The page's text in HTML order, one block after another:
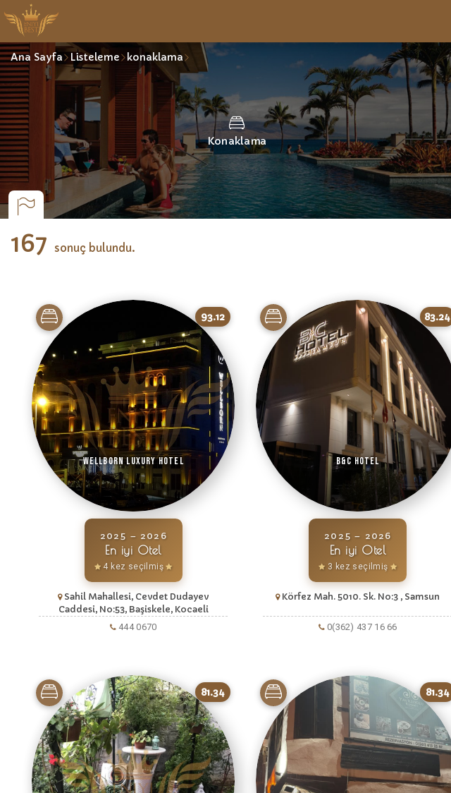
Ana Sayfa Listeleme konaklama
Konaklama
167 sonuç bulundu.
93.12
Wellborn Luxury Hotel
2025 – 2026
En iyi Otel
4 kez seçilmiş
Sahil Mahallesi, Cevdet Dudayev
Caddesi, No:53, Başiskele, Kocaeli
444 0670
83.24
B&C Hotel
2025 – 2026
En iyi Otel
3 kez seçilmiş
Körfez Mah. 5010. Sk. No:3 , Samsun
0(362) 437 16 66
81.34 81.34